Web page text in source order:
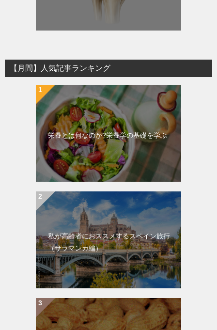
【月間】人気記事ランキング
栄養とは何なのか?栄養学の基礎を学ぶ
私が高齢者におススメするスペイン旅行
（サラマンカ編）